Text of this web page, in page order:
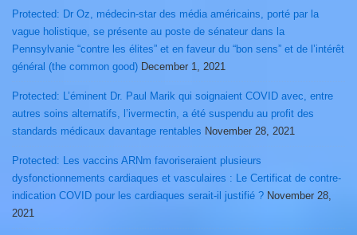
Protected: Dr Oz, médecin-star des média américains, porté par la
vague holistique, se présente au poste de sénateur dans la
Pennsylvanie “contre les élites” et en faveur du “bon sens” et de l’intérêt
général (the common good) December 1, 2021
Protected: L’éminent Dr. Paul Marik qui soignaient COVID avec, entre
autres soins alternatifs, l’ivermectin, a été suspendu au profit des
standards médicaux davantage rentables November 28, 2021
Protected: Les vaccins ARNm favoriseraient plusieurs
dysfonctionnements cardiaques et vasculaires : Le Certificat de contre-
indication COVID pour les cardiaques serait-il justifié ? November 28,
2021